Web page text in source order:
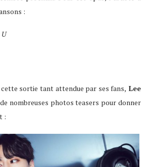
:
cette sortie tant attendue par ses fans, Lee
nombreuses photos teasers pour donner
: